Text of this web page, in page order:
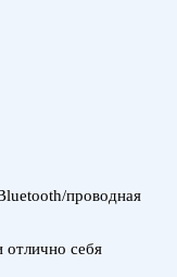
проводная
отлично себя